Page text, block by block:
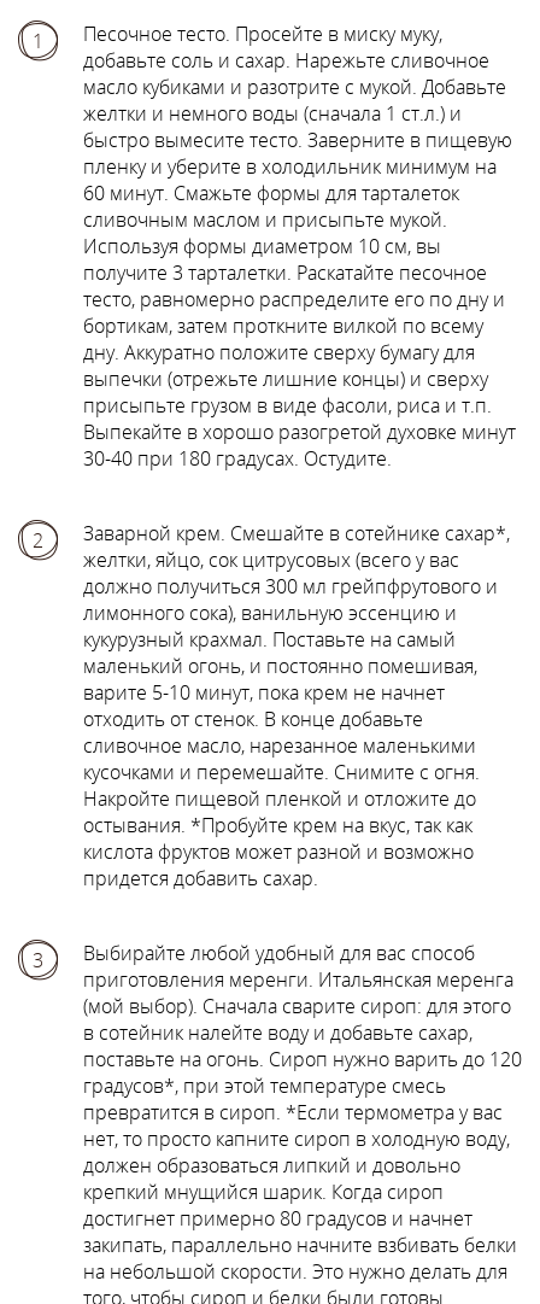
1
Песочное тесто. Просейте в миску муку,
добавьте соль и сахар. Нарежьте сливочное
масло кубиками и разотрите с мукой. Добавьте
желтки и немного воды (сначала 1 ст.л.) и
быстро вымесите тесто. Заверните в пищевую
пленку и уберите в холодильник минимум на
60 минут. Смажьте формы для тарталеток
сливочным маслом и присыпьте мукой.
Используя формы диаметром 10 см, вы
получите 3 тарталетки. Раскатайте песочное
тесто, равномерно распределите его по дну и
бортикам, затем проткните вилкой по всему
дну. Аккуратно положите сверху бумагу для
выпечки (отрежьте лишние концы) и сверху
присыпьте грузом в виде фасоли, риса и т.п.
Выпекайте в хорошо разогретой духовке минут
30-40 при 180 градусах. Остудите.
2
Заварной крем. Смешайте в сотейнике сахар*,
желтки, яйцо, сок цитрусовых (всего у вас
должно получиться 300 мл грейпфрутового и
лимонного сока), ванильную эссенцию и
кукурузный крахмал. Поставьте на самый
маленький огонь, и постоянно помешивая,
варите 5-10 минут, пока крем не начнет
отходить от стенок. В конце добавьте
сливочное масло, нарезанное маленькими
кусочками и перемешайте. Снимите с огня.
Накройте пищевой пленкой и отложите до
остывания. *Пробуйте крем на вкус, так как
кислота фруктов может разной и возможно
придется добавить сахар.
3
Выбирайте любой удобный для вас способ
приготовления меренги. Итальянская меренга
(мой выбор). Сначала сварите сироп: для этого
в сотейник налейте воду и добавьте сахар,
поставьте на огонь. Сироп нужно варить до 120
градусов*, при этой температуре смесь
превратится в сироп. *Если термометра у вас
нет, то просто капните сироп в холодную воду,
должен образоваться липкий и довольно
крепкий мнущийся шарик. Когда сироп
достигнет примерно 80 градусов и начнет
закипать, параллельно начните взбивать белки
на небольшой скорости. Это нужно делать для
того, чтобы сироп и белки были готовы